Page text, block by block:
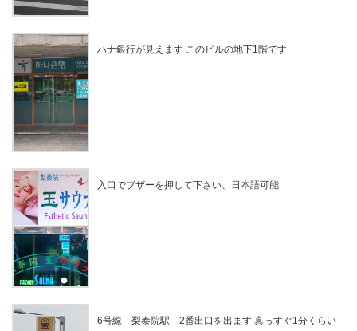
ハナ銀行が見えます このビルの地下1階です
入口でブザーを押して下さい、日本語可能
6号線 梨泰院駅 2番出口を出ます 真っすぐ1分くらい